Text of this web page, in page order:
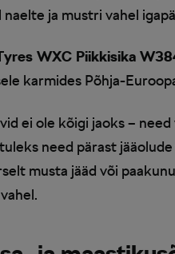
naelte ja mustri vahel
WXC Piikkisika
karmides Põhja-
ei ole kõigi jaoks –
need pärast
musta jääd või